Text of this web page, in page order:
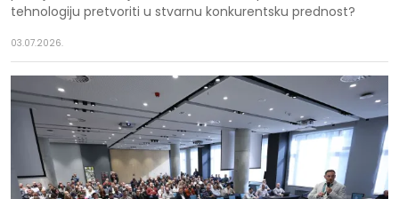
tehnologiju pretvoriti u stvarnu konkurentsku prednost?
03.07.2026.